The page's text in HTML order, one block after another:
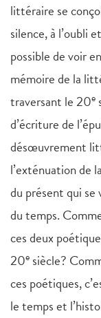
littéraire se
silence, à l’oubli
possible de voir
mémoire de la
traversant le 20e
d’écriture de
désœuvrement
l’exténuation de
du présent qui se
du temps.
ces deux
20e siècle?
ces poétiques,
le temps et